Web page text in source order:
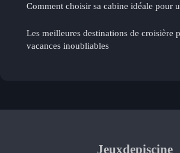
Comment choisir sa cabine idéale pour
Les meilleures destinations de croisière
vacances inoubliables
Jeuxdepiscine